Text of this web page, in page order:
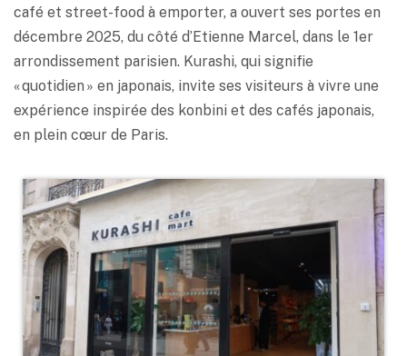
café et street-food à emporter, a ouvert ses portes en
décembre 2025, du côté d’Etienne Marcel, dans le 1er
arrondissement parisien. Kurashi, qui signifie
« quotidien » en japonais, invite ses visiteurs à vivre une
expérience inspirée des konbini et des cafés japonais,
en plein cœur de Paris.